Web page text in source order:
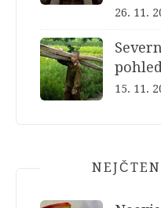
26. 11.
15. 11.